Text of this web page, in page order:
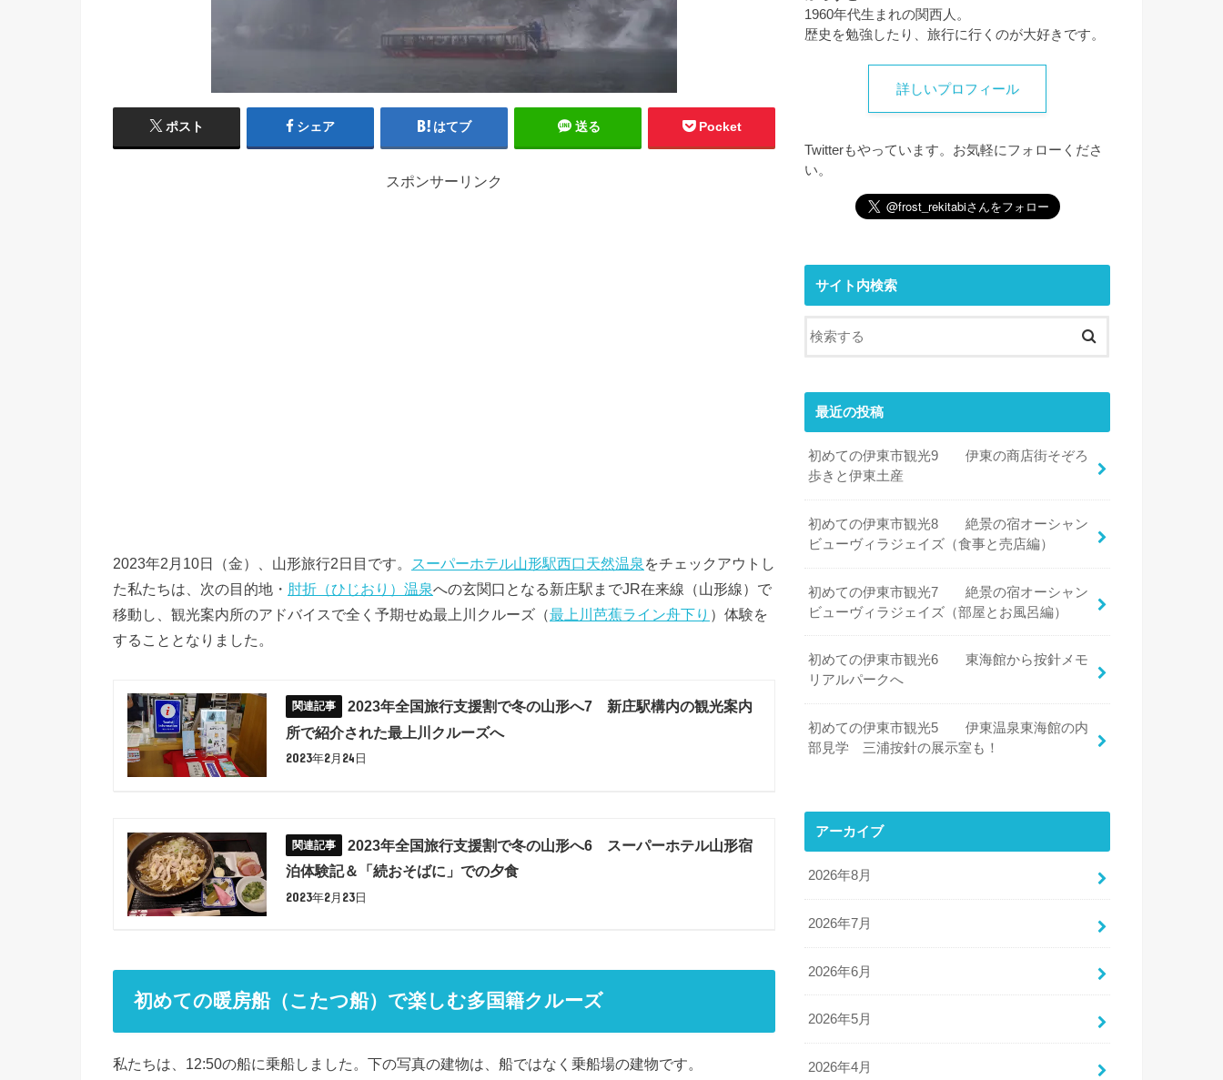
ポスト シェア はてブ 送る Pocket
スポンサーリンク
2023年2月10日（金）、山形旅行2日目です。 スーパーホテル山形駅西口天然温泉 をチェックアウトし
た私たちは、次の目的地・ 肘折（ひじおり）温泉への玄関口となる新庄駅までJR在来線（山形線）で
移動し、観光案内所のアドバイスで全く予期せぬ最上川クルーズ（最上川芭蕉ライン舟下り ）体験を
することとなりました。
2023年全国旅行支援割で冬の山形へ7 新庄駅構内の観光案内
所で紹介された最上川クルーズへ
2023年2月24日
2023年全国旅行支援割で冬の山形へ6 スーパーホテル山形宿
泊体験記＆「続おそばに」での夕食
2023年2月23日
初めての暖房船（こたつ船）で楽しむ多国籍クルーズ
私たちは、12:50の船に乗船しました。下の写真の建物は、船ではなく乗船場の建物です。
1960年代生まれの関西人。
歴史を勉強したり、旅行に行くのが大好きです。
詳しいプロフィール
Twitterもやっています。お気軽にフォローくださ
い。
サイト内検索
最近の投稿
初めての伊東市観光9 伊東の商店街そぞろ
歩きと伊東土産
初めての伊東市観光8 絶景の宿オーシャン
ビューヴィラジェイズ（食事と売店編）
初めての伊東市観光7 絶景の宿オーシャン
ビューヴィラジェイズ（部屋とお風呂編）
初めての伊東市観光6 東海館から按針メモ
リアルパークへ
初めての伊東市観光5 伊東温泉東海館の内
部見学 三浦按針の展示室も！
アーカイブ
2026年8月
2026年7月
2026年6月
2026年5月
2026年4月